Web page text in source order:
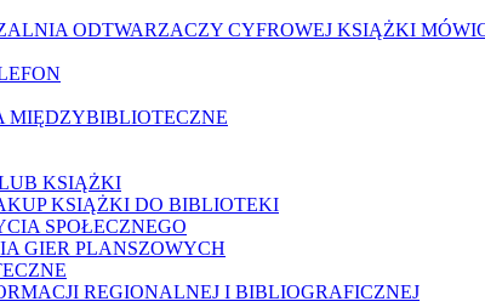
ODTWARZACZY CYFROWEJ KSIĄŻKI
MIĘDZYBIBLIOTECZNE
KSIĄŻKI
KSIĄŻKI DO BIBLIOTEKI
SPOŁECZNEGO
GIER PLANSZOWYCH
REGIONALNEJ I BIBLIOGRAFICZNEJ